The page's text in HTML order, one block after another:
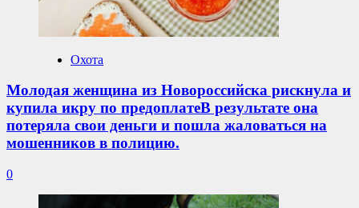
Охота
Молодая женщина из Новороссийска рискнула и
купила икру по предоплатеВ результате она
потеряла свои деньги и пошла жаловаться на
мошенников в полицию.
0